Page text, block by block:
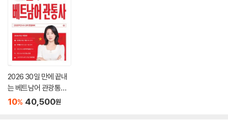
2026 30일 만에 끝내
는 베트남어 관광통역
안내사
10% 40,500원